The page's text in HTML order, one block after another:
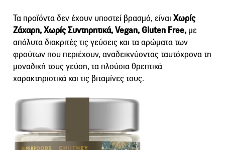
Τα προϊόντα δεν έχουν υποστεί βρασμό, είναι Χωρίς
Ζάχαρη, Χωρίς Συντηρητικά, Vegan, Gluten Free, με
απόλυτα διακριτές τις γεύσεις και τα αρώματα των
φρούτων που περιέχουν, αναδεικνύοντας ταυτόχρονα τη
μοναδική τους γεύση, τα πλούσια θρεπτικά
χαρακτηριστικά και τις βιταμίνες τους.